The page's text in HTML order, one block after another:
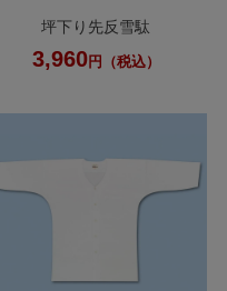
坪下り先反雪駄
3,960円（税込）